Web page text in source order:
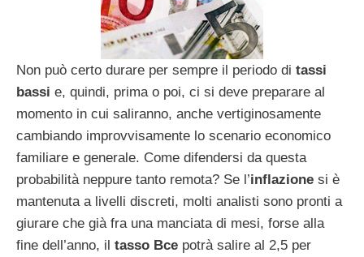
Non può certo durare per sempre il periodo di tassi
bassi e, quindi, prima o poi, ci si deve preparare al
momento in cui saliranno, anche vertiginosamente
cambiando improvvisamente lo scenario economico
familiare e generale. Come difendersi da questa
probabilità neppure tanto remota? Se l’inflazione si è
mantenuta a livelli discreti, molti analisti sono pronti a
giurare che già fra una manciata di mesi, forse alla
fine dell’anno, il tasso Bce potrà salire al 2,5 per